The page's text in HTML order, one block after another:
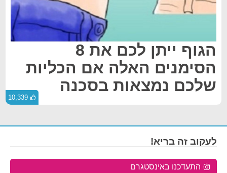
הגוף ייתן לכם את 8
הסימנים האלה אם הכליות
שלכם נמצאות בסכנה
10,339
לעקוב זה בריא!
התעדכנו באינסטגרם